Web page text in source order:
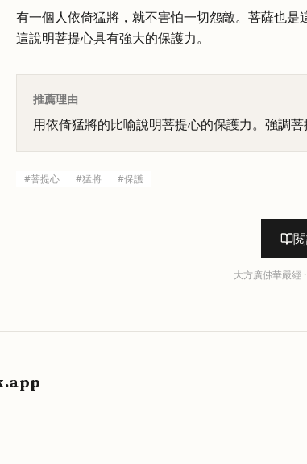
有一個人依倚猛將，就不害怕一切怨敵。菩薩也是
這說明菩提心具有強大的保護力。
推薦理由
用依倚猛將的比喻說明菩提心的保護力。強調菩
#菩提心 #猛將 #保護
大方廣佛華嚴經